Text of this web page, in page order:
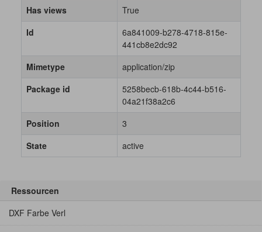
Ressourcen
DXF Farbe Verl
Has views
True
Id
6a841009-b278-4718-815e-
441cb8e2dc92
Mimetype
application/zip
Package id
5258becb-618b-4c44-b516-
04a21f38a2c6
Position
3
State
active